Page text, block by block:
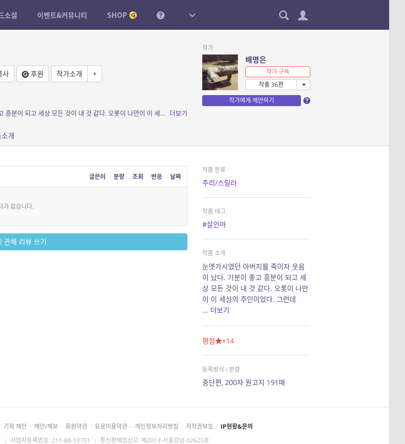
소설 이벤트&커뮤니티 SHOP
사 후원 작가소개 +
소개: 눈엣가시였던 아버지를 죽이자 웃음이 났다. 기분이 좋고 흥분이 되고 세상 모든 것이 내 것 같다. 오롯이 나만이 이 세상의 주인이었다. 그런데 목격자의 존재가, 사사건건 나를 쫓는... 더보기
작가
배명은
작가 구독
작품 36편
작가에게 제안하기
개
글쓴이 분량 조회 반응 날짜
가 없습니다.
관해 리뷰 쓰기
작품 분류
추리/스릴러
작품 태그
#살인마
작품 소개
눈엣가시였던 아버지를 죽이자 웃음
이 났다. 기분이 좋고 흥분이 되고 세
상 모든 것이 내 것 같다. 오롯이 나만
이 이 세상의 주인이었다. 그런데
... 더보기
평점 ×14
등록방식 / 분량
중단편, 200자 원고지 191매
기획 제안 · 제안/제보 · 회원약관 · 유료이용약관 · 개인정보처리방침 · 저작권보호 · IP현황&문의
| 사업자등록번호: 211-88-33701 | 통신판매업신고: 제2013-서울강남-02625호